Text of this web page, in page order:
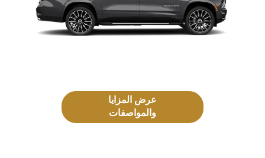
عرض المزايا
والمواصفات